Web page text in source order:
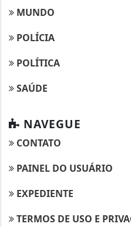
MUNDO
POLÍCIA
POLÍTICA
SAÚDE
NAVEGUE
CONTATO
PAINEL DO USUÁRIO
EXPEDIENTE
TERMOS DE USO E
Termos de Uso e
Esse site utiliza cookies
entendemos que você